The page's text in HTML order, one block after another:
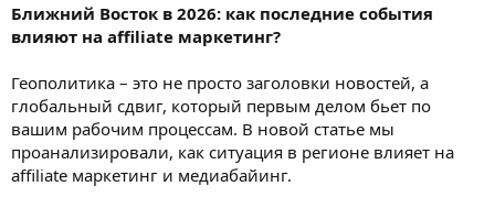
Ближний Восток в 2026: как последние события
влияют на affiliate маркетинг?
Геополитика – это не просто заголовки новостей, а
глобальный сдвиг, который первым делом бьет по
вашим рабочим процессам. В новой статье мы
проанализировали, как ситуация в регионе влияет на
affiliate маркетинг и медиабайинг.